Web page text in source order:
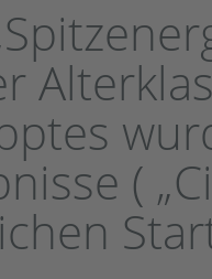
(